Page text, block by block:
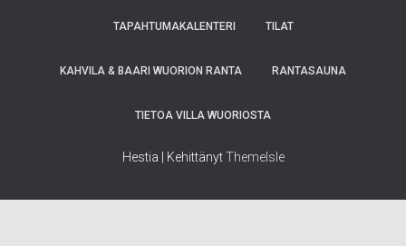
TAPAHTUMAKALENTERI TILAT
KAHVILA & BAARI WUORION RANTA RANTASAUNA
TIETOA VILLA WUORIOSTA
Hestia | KehittänytThemeIsle